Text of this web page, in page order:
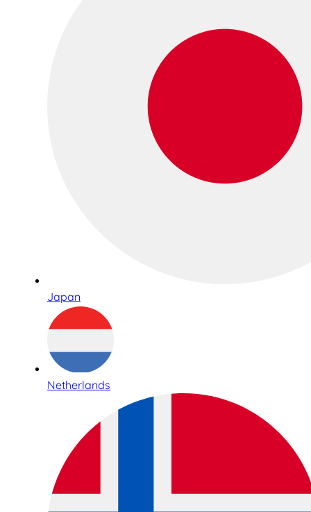
Japan
Netherlands